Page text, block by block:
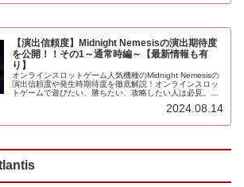
【演出信頼度】Midnight Nemesisの演出期待度
を公開！！その1～通常時編～【最新情報も有
り】
オンラインスロットゲーム人気機種のMidnight Nemesisの
演出信頼度や発生時期待度を徹底解説！オンラインスロッ
トゲームで遊びたい、勝ちたい、攻略したい人は必見。演
2024.08.14